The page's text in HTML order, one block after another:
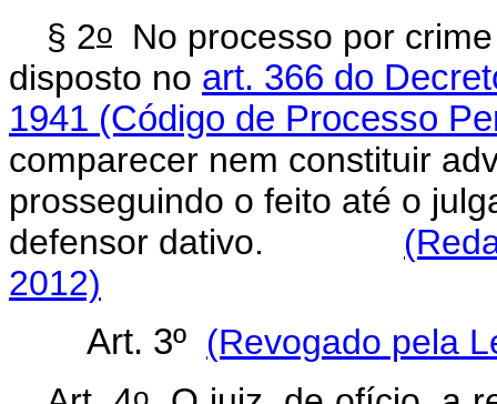
§ 2o No processo por
disposto no art. 366 do
1941 (Código de Processo
comparecer nem constituir
prosseguindo o feito até o
defensor dativo.
2012)
Art. 3º (Revogado pela
o